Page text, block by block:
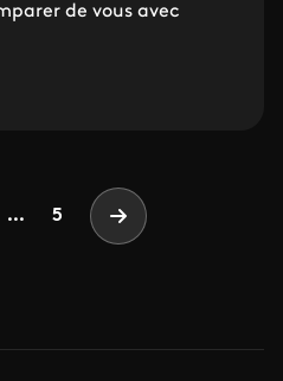
de vous avec
... 5 Page suivante